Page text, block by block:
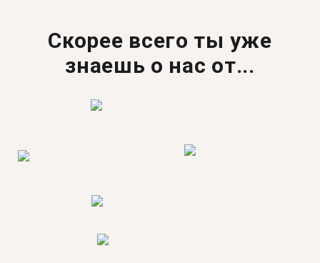
Скорее всего ты уже
знаешь о нас от...